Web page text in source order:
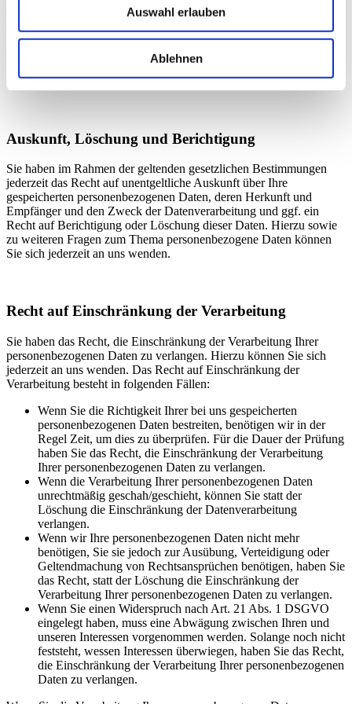
Auswahl erlauben
Ablehnen
auf „https://“ wechselt und an dem Schloss-Symbol in Ihrer
Browserzeile.
Wenn die SSL- bzw. TLS-Verschlüsselung aktiviert ist, können die
Daten, die Sie an uns übermitteln, nicht von Dritten mitgelesen
werden.
Auskunft, Löschung und Berichtigung
Sie haben im Rahmen der geltenden gesetzlichen Bestimmungen
jederzeit das Recht auf unentgeltliche Auskunft über Ihre
gespeicherten personenbezogenen Daten, deren Herkunft und
Empfänger und den Zweck der Datenverarbeitung und ggf. ein
Recht auf Berichtigung oder Löschung dieser Daten. Hierzu sowie
zu weiteren Fragen zum Thema personenbezogene Daten können
Sie sich jederzeit an uns wenden.
Recht auf Einschränkung der Verarbeitung
Sie haben das Recht, die Einschränkung der Verarbeitung Ihrer
personenbezogenen Daten zu verlangen. Hierzu können Sie sich
jederzeit an uns wenden. Das Recht auf Einschränkung der
Verarbeitung besteht in folgenden Fällen:
Wenn Sie die Richtigkeit Ihrer bei uns gespeicherten
personenbezogenen Daten bestreiten, benötigen wir in der
Regel Zeit, um dies zu überprüfen. Für die Dauer der Prüfung
haben Sie das Recht, die Einschränkung der Verarbeitung
Ihrer personenbezogenen Daten zu verlangen.
Wenn die Verarbeitung Ihrer personenbezogenen Daten
unrechtmäßig geschah/geschieht, können Sie statt der
Löschung die Einschränkung der Datenverarbeitung
verlangen.
Wenn wir Ihre personenbezogenen Daten nicht mehr
benötigen, Sie sie jedoch zur Ausübung, Verteidigung oder
Geltendmachung von Rechtsansprüchen benötigen, haben Sie
das Recht, statt der Löschung die Einschränkung der
Verarbeitung Ihrer personenbezogenen Daten zu verlangen.
Wenn Sie einen Widerspruch nach Art. 21 Abs. 1 DSGVO
eingelegt haben, muss eine Abwägung zwischen Ihren und
unseren Interessen vorgenommen werden. Solange noch nicht
feststeht, wessen Interessen überwiegen, haben Sie das Recht,
die Einschränkung der Verarbeitung Ihrer personenbezogenen
Daten zu verlangen.